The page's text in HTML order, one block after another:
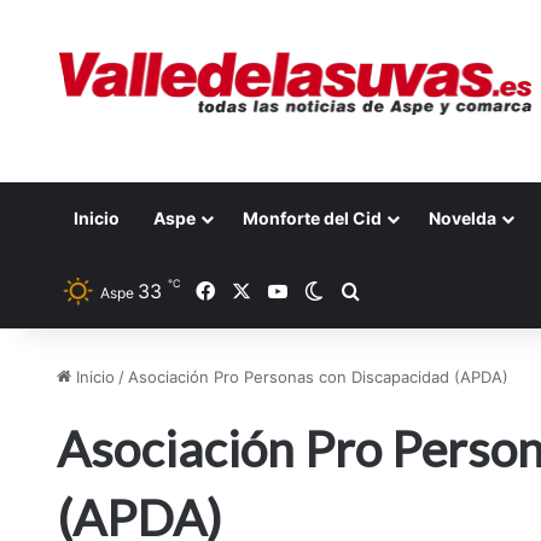
Inicio Aspe Monforte del Cid Novelda
Aspe 33 ℃ FacebookYouTubeSwitch skin
Inicio / Asociación Pro Personas con Discapacidad (APDA)
Asociación Pro
(APDA)